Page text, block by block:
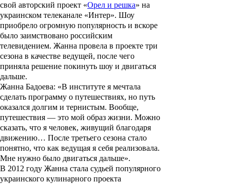
свой авторский проект «Орел и решка» на
украинском телеканале «Интер». Шоу
приобрело огромную популярность и вскоре
было заимствовано российским
телевидением. Жанна провела в проекте три
сезона в качестве ведущей, после чего
приняла решение покинуть шоу и двигаться
дальше.
Жанна Бадоева: «В институте я мечтала
сделать программу о путешествиях, но путь
оказался долгим и тернистым. Вообще,
путешествия — это мой образ жизни. Можно
сказать, что я человек, живущий благодаря
движению… После третьего сезона стало
понятно, что как ведущая я себя реализовала.
Мне нужно было двигаться дальше».
В 2012 году Жанна стала судьей популярного
украинского кулинарного проекта